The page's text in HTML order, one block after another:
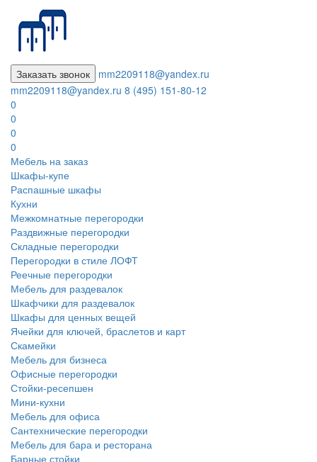
Заказать звонок
mm2209118@yandex.ru
mm2209118@yandex.ru 8 (495) 151-80-12
0
0
0
0
Мебель на заказ
Шкафы-купе
Распашные шкафы
Кухни
Межкомнатные перегородки
Раздвижные перегородки
Складные перегородки
Перегородки в стиле ЛОФТ
Реечные перегородки
Мебель для раздевалок
Шкафчики для раздевалок
Шкафы для ценных вещей
Ячейки для ключей, браслетов и карт
Скамейки
Мебель для бизнеса
Офисные перегородки
Стойки-ресепшен
Мини-кухни
Мебель для офиса
Сантехнические перегородки
Мебель для бара и ресторана
Барные стойки